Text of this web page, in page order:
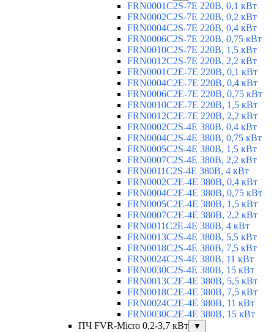
FRN0001C2S-7E 220В, 0,1 кВт
FRN0002C2S-7E 220В, 0,2 кВт
FRN0004C2S-7E 220В, 0,4 кВт
FRN0006C2S-7E 220В, 0,75 кВт
FRN0010C2S-7E 220В, 1,5 кВт
FRN0012C2S-7E 220В, 2,2 кВт
FRN0001C2E-7E 220В, 0,1 кВт
FRN0004C2E-7E 220В, 0,4 кВт
FRN0006C2E-7E 220В, 0,75 кВт
FRN0010C2E-7E 220В, 1,5 кВт
FRN0012C2E-7E 220В, 2,2 кВт
FRN0002C2S-4E 380В, 0,4 кВт
FRN0004C2S-4E 380В, 0,75 кВт
FRN0005C2S-4E 380В, 1,5 кВт
FRN0007C2S-4E 380В, 2,2 кВт
FRN0011C2S-4E 380В, 4 кВт
FRN0002C2E-4E 380В, 0,4 кВт
FRN0004C2E-4E 380В, 0,75 кВт
FRN0005C2E-4E 380В, 1,5 кВт
FRN0007C2E-4E 380В, 2,2 кВт
FRN0011C2E-4E 380В, 4 кВт
FRN0013C2S-4E 380В, 5,5 кВт
FRN0018C2S-4E 380В, 7,5 кВт
FRN0024C2S-4E 380В, 11 кВт
FRN0030C2S-4E 380В, 15 кВт
FRN0013C2E-4E 380В, 5,5 кВт
FRN0018C2E-4E 380В, 7,5 кВт
FRN0024C2E-4E 380В, 11 кВт
FRN0030C2E-4E 380В, 15 кВт
ПЧ FVR-Micro 0,2-3,7 кВт
▼